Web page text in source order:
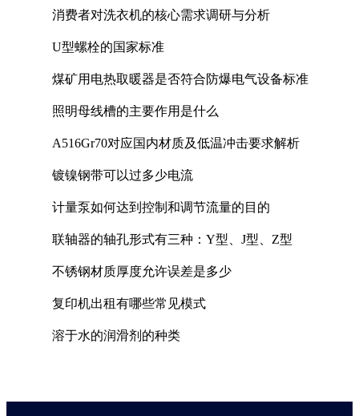
消费者对洗衣机的核心需求调研与分析
U型螺栓的国家标准
煤矿用电热取暖器是否符合防爆电气设备标准
照明母线槽的主要作用是什么
A516Gr70对应国内材质及低温冲击要求解析
镀镍钢带可以过多少电流
计量泵如何达到控制和调节流量的目的
联轴器的轴孔形式有三种：Y型、J型、Z型
不锈钢材质厚度允许误差是多少
复印机出租有哪些常见模式
溶于水的润滑剂的种类